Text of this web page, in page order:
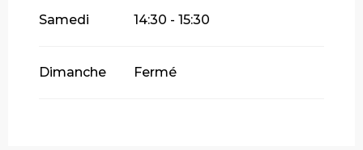
Samedi 14:30 - 15:30
Dimanche Fermé